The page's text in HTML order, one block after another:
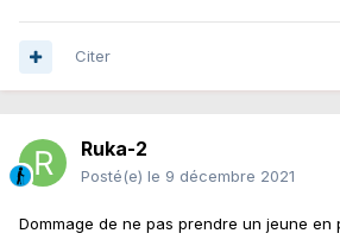
Citer
Ruka-2
Posté(e) le 9 décembre 2021
Dommage de ne pas prendre un jeune en